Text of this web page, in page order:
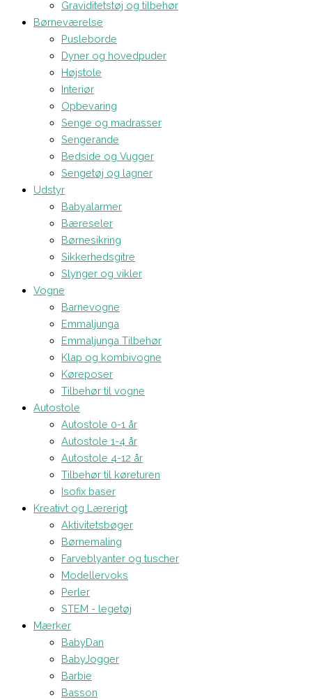
Graviditetstøj og tilbehør
Børneværelse
Pusleborde
Dyner og hovedpuder
Højstole
Interiør
Opbevaring
Senge og madrasser
Sengerande
Bedside og Vugger
Sengetøj og lagner
Udstyr
Babyalarmer
Bæreseler
Børnesikring
Sikkerhedsgitre
Slynger og vikler
Vogne
Barnevogne
Emmaljunga
Emmaljunga Tilbehør
Klap og kombivogne
Køreposer
Tilbehør til vogne
Autostole
Autostole 0-1 år
Autostole 1-4 år
Autostole 4-12 år
Tilbehør til køreturen
Isofix baser
Kreativt og Lærerigt
Aktivitetsbøger
Børnemaling
Farveblyanter og tuscher
Modellervoks
Perler
STEM - legetøj
Mærker
BabyDan
BabyJogger
Barbie
Basson